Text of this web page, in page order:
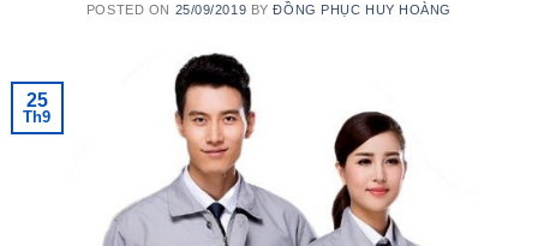
POSTED ON 25/09/2019 BYĐỒNG PHỤC HUY HOÀNG
25
Th9